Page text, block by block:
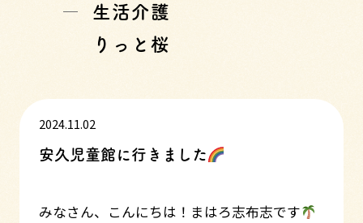
2024.11.02
安久児童館に行きました
みなさん、こんにちは！まはろ志布志です
生活介護
りっと桜